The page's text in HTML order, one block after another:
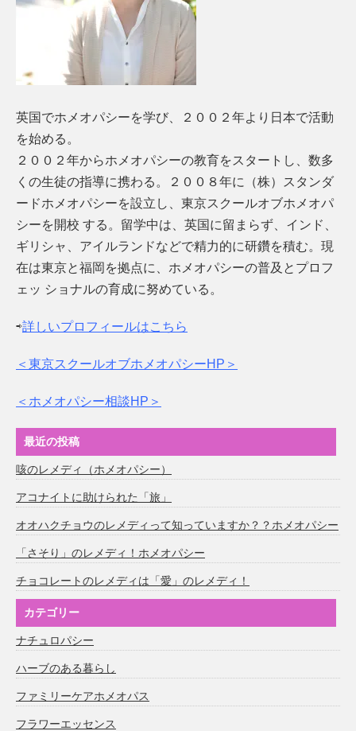
英国でホメオパシーを学び、２００２年より日本で活動
を始める。
２００２年からホメオパシーの教育をスタートし、数多
くの生徒の指導に携わる。２００８年に（株）スタンダ
ードホメオパシーを設立し、東京スクールオブホメオパ
シーを開校 する。留学中は、英国に留まらず、インド、
ギリシャ、アイルランドなどで精力的に研鑽を積む。現
在は東京と福岡を拠点に、ホメオパシーの普及とプロフ
ェッ ショナルの育成に努めている。
⇨詳しいプロフィールはこちら
＜東京スクールオブホメオパシーHP＞
＜ホメオパシー相談HP＞
最近の投稿
咳のレメディ（ホメオパシー）
アコナイトに助けられた「旅」
オオハクチョウのレメディって知っていますか？？ホメオパシー
「さそり」のレメディ！ホメオパシー
チョコレートのレメディは「愛」のレメディ！
カテゴリー
ナチュロパシー
ハーブのある暮らし
ファミリーケアホメオパス
フラワーエッセンス